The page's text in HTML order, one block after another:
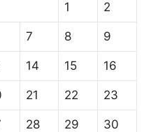
1 2
7 8 9
14 15 16
21 22 23
28 29 30